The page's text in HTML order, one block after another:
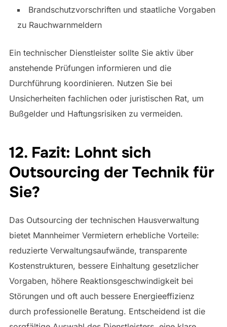
Brandschutzvorschriften und staatliche Vorgaben
zu Rauchwarnmeldern
Ein technischer Dienstleister sollte Sie aktiv über
anstehende Prüfungen informieren und die
Durchführung koordinieren. Nutzen Sie bei
Unsicherheiten fachlichen oder juristischen Rat, um
Bußgelder und Haftungsrisiken zu vermeiden.
12. Fazit: Lohnt sich
Outsourcing der Technik für
Sie?
Das Outsourcing der technischen Hausverwaltung
bietet Mannheimer Vermietern erhebliche Vorteile:
reduzierte Verwaltungsaufwände, transparente
Kostenstrukturen, bessere Einhaltung gesetzlicher
Vorgaben, höhere Reaktionsgeschwindigkeit bei
Störungen und oft auch bessere Energieeffizienz
durch professionelle Beratung. Entscheidend ist die